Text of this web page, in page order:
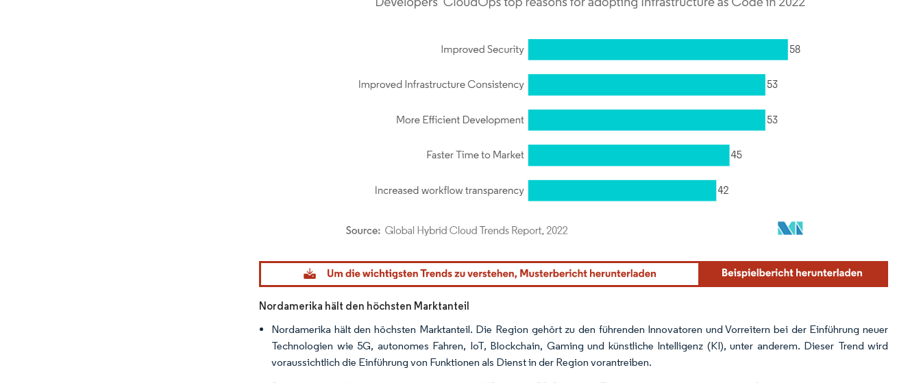
Bild © Mordor Intelligence. Wiederverwendung erfordert Namensnennung gemäß CC BY 4.0.
Nordamerika hält den höchsten Marktanteil
Nordamerika hält den höchsten Marktanteil. Die Region gehört zu den führenden Innovatoren und Vorreitern bei der Einführung neuer
Technologien wie 5G, autonomes Fahren, IoT, Blockchain, Gaming und künstliche Intelligenz (KI), unter anderem. Dieser Trend wird
voraussichtlich die Einführung von Funktionen als Dienst in der Region vorantreiben.